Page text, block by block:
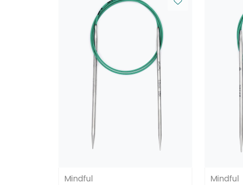
Mindful
Mindful